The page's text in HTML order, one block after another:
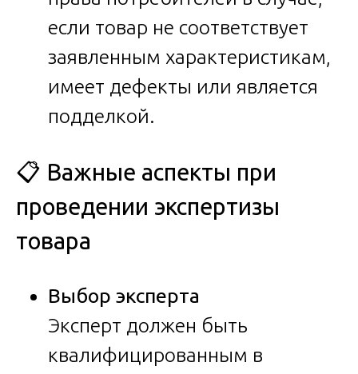
если товар не соответствует
заявленным характеристикам,
имеет дефекты или является
подделкой.
📋 Важные аспекты при
проведении экспертизы
товара
Выбор эксперта
Эксперт должен быть
квалифицированным в